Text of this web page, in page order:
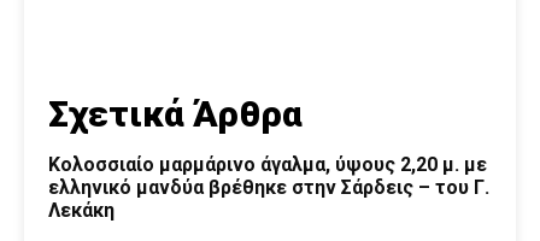
Σχετικά Άρθρα
Κολοσσιαίο μαρμάρινο άγαλμα, ύψους 2,20 μ. με
ελληνικό μανδύα βρέθηκε στην Σάρδεις – του Γ.
Λεκάκη